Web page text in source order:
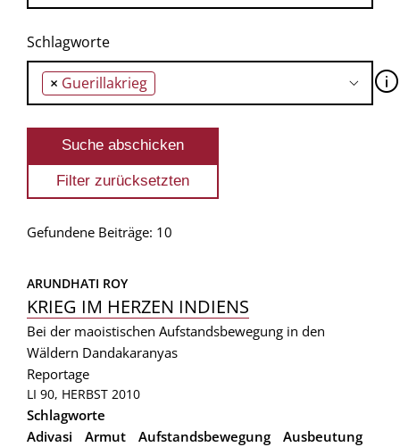
Schlagworte
× Guerillakrieg 🛈
Gefundene Beiträge: 10
ARUNDHATI ROY
KRIEG IM HERZEN INDIENS
Bei der maoistischen Aufstandsbewegung in den
Wäldern Dandakaranyas
Reportage
LI 90, HERBST 2010
Schlagworte
Adivasi
Armut Aufstandsbewegung
Ausbeutung